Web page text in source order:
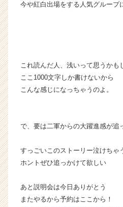
今や紅白出場をする人気グループ
これ読んだ人、浅いって思うかも
ここ1000文字しか書けないから
こんな感じになっちゃうのよ。
で、要は二軍からの大躍進感が追
すっごいこのストーリー泣けちゃ
ホントぜひ追っかけて欲しい
あと説明会は今日ありがとう
またやるから予約はここから！